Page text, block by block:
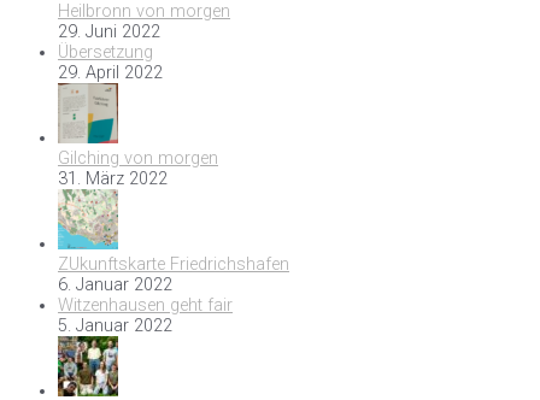
Heilbronn von morgen
29. Juni 2022
Übersetzung
29. April 2022
Gilching von morgen
31. März 2022
ZUkunftskarte Friedrichshafen
6. Januar 2022
Witzenhausen geht fair
5. Januar 2022